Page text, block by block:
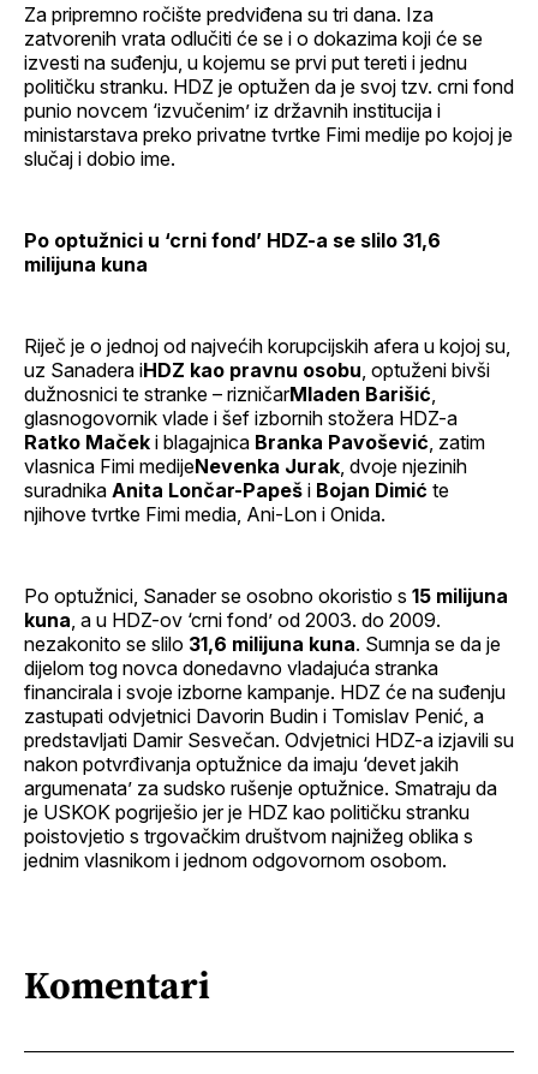
Za pripremno ročište predviđena su tri dana. Iza
zatvorenih vrata odlučiti će se i o dokazima koji će se
izvesti na suđenju, u kojemu se prvi put tereti i jednu
političku stranku. HDZ je optužen da je svoj tzv. crni fond
punio novcem ‘izvučenim’ iz državnih institucija i
ministarstava preko privatne tvrtke Fimi medije po kojoj je
slučaj i dobio ime.
Po optužnici u ‘crni fond’ HDZ-a se slilo 31,6
milijuna kuna
Riječ je o jednoj od najvećih korupcijskih afera u kojoj su,
uz Sanadera iHDZ kao pravnu osobu , optuženi bivši
dužnosnici te stranke – rizničarMladen Barišić
glasnogovornik vlade i šef izbornih stožera HDZ-a
Ratko Maček i blagajnica Branka Pavošević , zatim
vlasnica Fimi medijeNevenka Jurak , dvoje njezinih
suradnika Anita Lončar-Papeš i Bojan Dimić te
njihove tvrtke Fimi media, Ani-Lon i Onida.
Po optužnici, Sanader se osobno okoristio s 15 milijuna
kuna , a u HDZ-ov ‘crni fond’ od 2003. do 2009.
nezakonito se slilo 31,6 milijuna kuna. Sumnja se da je
dijelom tog novca donedavno vladajuća stranka
financirala i svoje izborne kampanje. HDZ će na suđenju
zastupati odvjetnici Davorin Budin i Tomislav Penić, a
predstavljati Damir Sesvečan. Odvjetnici HDZ-a izjavili su
nakon potvrđivanja optužnice da imaju ‘devet jakih
argumenata’ za sudsko rušenje optužnice. Smatraju da
je USKOK pogriješio jer je HDZ kao političku stranku
poistovjetio s trgovačkim društvom najnižeg oblika s
jednim vlasnikom i jednom odgovornom osobom.
Komentari